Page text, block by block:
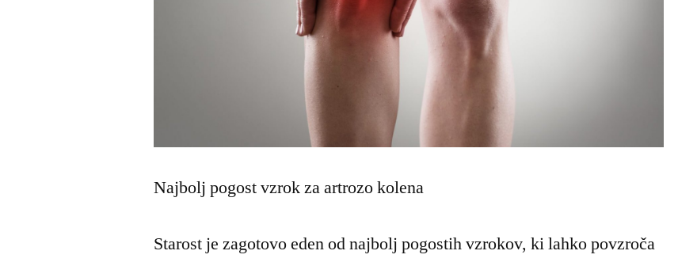
Najbolj pogost vzrok za artrozo kolena
Starost je zagotovo eden od najbolj pogostih vzrokov, ki lahko povzroča